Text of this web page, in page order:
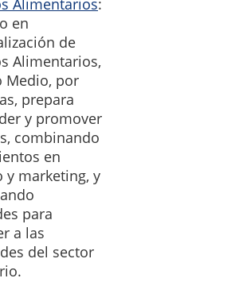
Alimentarios:
en
de
Alimentarios,
Medio, por
prepara
y promover
combinando
en
y marketing, y
para
a las
del sector